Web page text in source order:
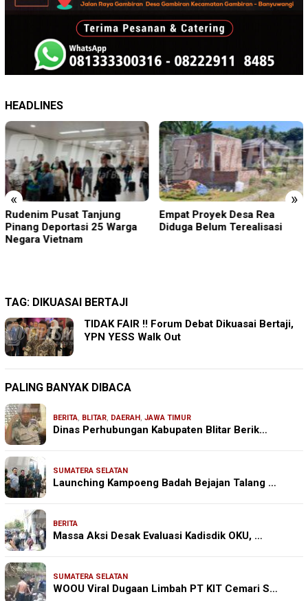
HEADLINES
« »
Empat Proyek Desa Rea
Diduga Belum Terealisasi
Kapolsek Dentim Hadiri
Pelepasan Purna Tugas
TAG: DIKUASAI BERTAJI
TIDAK FAIR !! Forum Debat Dikuasai Bertaji,
YPN YESS Walk Out
PALING BANYAK DIBACA
BERITA, BLITAR, DAERAH , JAWA TIMUR
Dinas Perhubungan Kabupaten Blitar Berik…
SUMATERA SELATAN
Launching Kampoeng Badah Bejajan Talang …
BERITA
Massa Aksi Desak Evaluasi Kadisdik OKU, …
SUMATERA SELATAN
WOOU Viral Dugaan Limbah PT KIT Cemari S…